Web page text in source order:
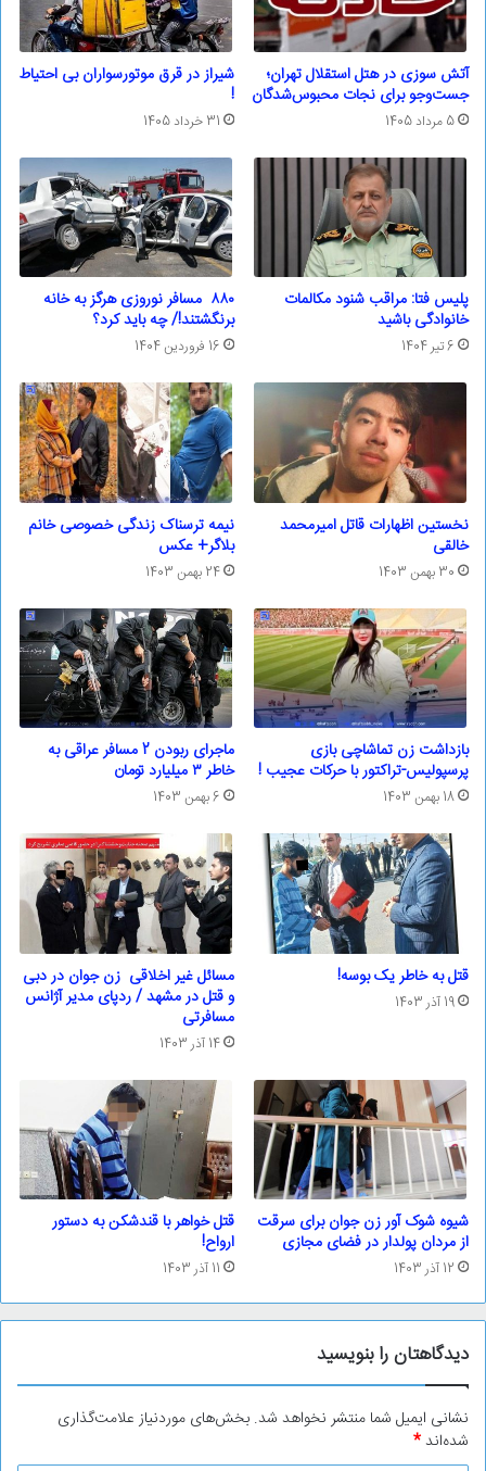
آتش سوزی در هتل استقلال تهران؛
جست‌وجو برای نجات محبوس‌شدگان
5 مرداد 1405
شیراز در قرق موتورسواران بی احتیاط
!
31 خرداد 1405
پلیس فتا: مراقب شنود مکالمات
خانوادگی باشید
6 تیر 1404
۸۸۰ مسافر نوروزی هرگز به خانه
برنگشتند!/ چه باید کرد؟
16 فروردین 1404
نخستین اظهارات قاتل امیرمحمد
خالقی
30 بهمن 1403
نیمه ترسناک زندگی‌ خصوصی خانم
بلاگر+ عکس
24 بهمن 1403
بازداشت زن تماشاچی بازی
پرسپولیس-تراکتور با ‌حرکات عجیب !
18 بهمن 1403
ماجرای ربودن 2 مسافر عراقی به
خاطر ۳ میلیارد تومان
6 بهمن 1403
قتل به خاطر یک بوسه!
19 آذر 1403
مسائل غیر اخلاقی زن جوان در دبی
و قتل در مشهد / ردپای مدیر آژانس
مسافرتی
14 آذر 1403
شیوه شوک آور زن جوان برای سرقت
از مردان پولدار در فضای مجازی
12 آذر 1403
قتل خواهر با قندشکن به دستور
ارواح!
11 آذر 1403
دیدگاهتان را بنویسید
نشانی ایمیل شما منتشر نخواهد شد. بخش‌های موردنیاز علامت‌گذاری
شده‌اند*